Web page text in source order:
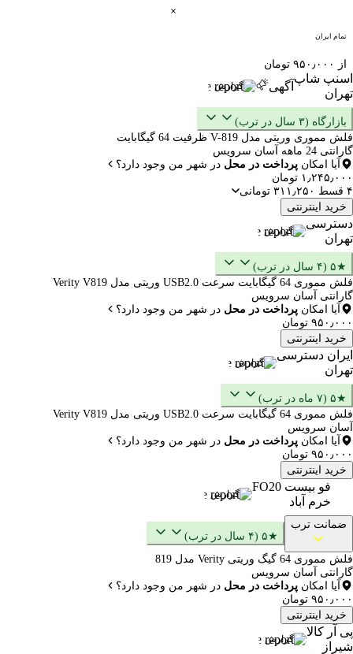
تمام ایران
از ۹۵۰٫۰۰۰ تومان
اسنپ شاپ
تهران
آگهی گزارش
بازارگاه (۳ سال در ترب)
فلش مموری وریتی مدل V-819 ظرفیت 64 گیگابایت
گارانتی 24 ماهه آسان سرویس
آیا امکان پرداخت در محل در شهر من وجود دارد؟
۱٫۲۴۵٫۰۰۰ تومان
۴ قسط ۳۱۱٫۲۵۰ تومانی
خرید اینترنتی
دسترسی
تهران
گزارش
★۵ (۴ سال در ترب)
فلش مموری 64 گیگابایت سرعت USB2.0 وریتی مدل Verity V819
گارانتی آسان سرویس
آیا امکان پرداخت در محل در شهر من وجود دارد؟
۹۵۰٫۰۰۰ تومان
خرید اینترنتی
ایران دسترسی
تهران
گزارش
★۵ (۷ ماه در ترب)
فلش مموری 64 گیگابایت سرعت USB2.0 وریتی مدل Verity V819
آسان سرویس
آیا امکان پرداخت در محل در شهر من وجود دارد؟
۹۵۰٫۰۰۰ تومان
خرید اینترنتی
فو بیست FO20
خرم آباد
گزارش
ضمانت ترب
★۵ (۴ سال در ترب)
فلش مموری 64 گیگ وریتی Verity مدل 819
گارانتی آسان سرویس
آیا امکان پرداخت در محل در شهر من وجود دارد؟
۹۵۰٫۰۰۰ تومان
خرید اینترنتی
پی آر کالا
شیراز
گزارش